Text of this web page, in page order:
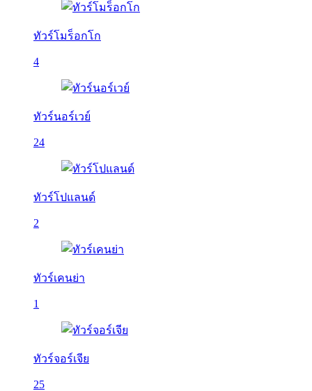
ทัวร์โมร็อกโก
4
ทัวร์นอร์เวย์
24
ทัวร์โปแลนด์
2
ทัวร์เคนย่า
1
ทัวร์จอร์เจีย
25